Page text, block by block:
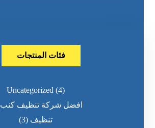
فئات المنتجات
Uncategorized (4)
افضل شركة تنظيف كنب
تنظيف (3)